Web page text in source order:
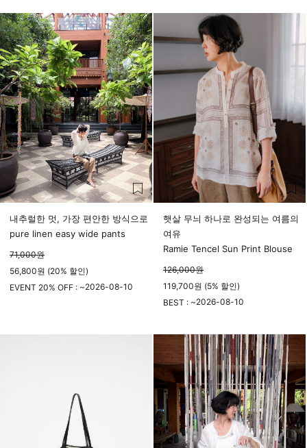
내추럴한 멋, 가장 편안한 방식으로
pure linen easy wide pants
71,000원
56,800원 (20% 할인)
EVENT 20% OFF : ~2026-08-10
햇살 무늬 하나로 완성되는 여름의
여유
Ramie Tencel Sun Print Blouse
126,000원
119,700원 (5% 할인)
BEST : ~2026-08-10